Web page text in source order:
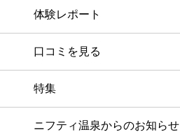
体験レポート
口コミを見る
特集
ニフティ温泉からのお知らせ